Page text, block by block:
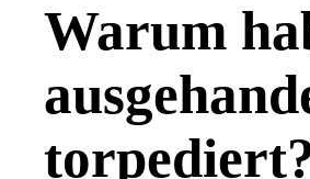
Warum